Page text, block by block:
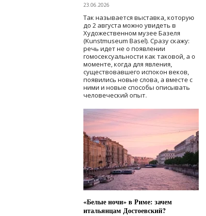
23.06.2026
Так называется выставка, которую
до 2 августа можно увидеть в
Художественном музее Базеля
(Kunstmuseum Basel). Сразу скажу:
речь идет не о появлении
гомосексуальности как таковой, а о
моменте, когда для явления,
существовавшего испокон веков,
появились новые слова, а вместе с
ними и новые способы описывать
человеческий опыт.
«Белые ночи» в Риме: зачем
итальянцам Достоевский?